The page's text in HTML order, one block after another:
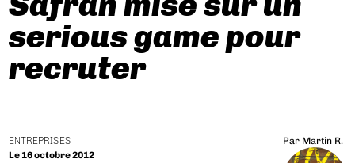
serious game pour
recruter
ENTREPRISES
Le 16 octobre 2012
Par Martin R.